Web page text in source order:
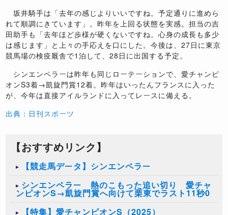
坂井騎手は「去年の感じよりいいですね。予定通りに進めら
れて順調にきています」。昨年を上回る状態を実感。担当の吉
田助手も「去年ほど歩様が硬くないですね。心身の成長も多少
は感じます」と上々の手応えを口にした。今後は、27日に東京
競馬場の検疫厩舎で1泊して、28日に出国する予定。
シンエンペラーは昨年も同じローテーションで、愛チャンピ
オンS3着→凱旋門賞12着。昨年はいったんフランスに入った
が、今年は直接アイルランドに入ってレースに備える。
出典：日刊スポーツ
【おすすめリンク】
【競走馬データ】シンエンペラー
シンエンペラー 熱のこもった追い切り 愛チャ
ンピオンS→凱旋門賞へ向けて栗東でラスト11秒0
【特集】愛チャンピオンS（2025）